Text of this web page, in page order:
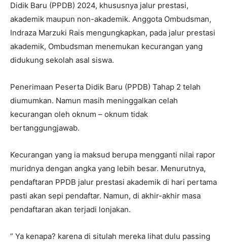
Didik Baru (PPDB) 2024, khususnya jalur prestasi,
akademik maupun non-akademik. Anggota Ombudsman,
Indraza Marzuki Rais mengungkapkan, pada jalur prestasi
akademik, Ombudsman menemukan kecurangan yang
didukung sekolah asal siswa.
Penerimaan Peserta Didik Baru (PPDB) Tahap 2 telah
diumumkan. Namun masih meninggalkan celah
kecurangan oleh oknum – oknum tidak
bertanggungjawab.
Kecurangan yang ia maksud berupa mengganti nilai rapor
muridnya dengan angka yang lebih besar. Menurutnya,
pendaftaran PPDB jalur prestasi akademik di hari pertama
pasti akan sepi pendaftar. Namun, di akhir-akhir masa
pendaftaran akan terjadi lonjakan.
” Ya kenapa? karena di situlah mereka lihat dulu passing